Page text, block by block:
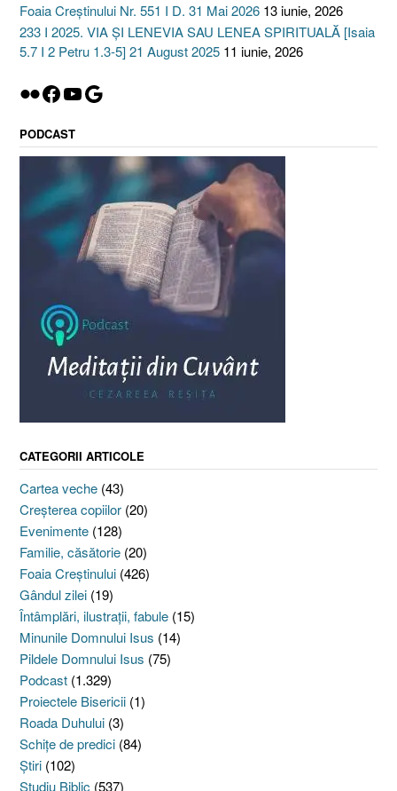
Foaia Creștinului Nr. 551 I D. 31 Mai 2026 13 iunie, 2026
233 I 2025. VIA ȘI LENEVIA SAU LENEA SPIRITUALĂ [Isaia
5.7 I 2 Petru 1.3-5] 21 August 2025 11 iunie, 2026
Flickr
Facebook
YouTube
Google
PODCAST
CATEGORII ARTICOLE
Cartea veche (43)
Creşterea copiilor (20)
Evenimente (128)
Familie, căsătorie (20)
Foaia Creştinului (426)
Gândul zilei (19)
Întâmplări, ilustraţii, fabule (15)
Minunile Domnului Isus (14)
Pildele Domnului Isus (75)
Podcast (1.329)
Proiectele Bisericii (1)
Roada Duhului (3)
Schiţe de predici (84)
Ştiri (102)
Studiu Biblic (537)